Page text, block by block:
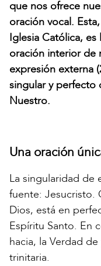
que nos ofrece
oración vocal.
Iglesia Católica,
oración interior de
expresión externa
singular y perfecto
Nuestro.
Una oración
La singularidad de
fuente: Jesucristo.
Dios, está en
Espíritu Santo. En
hacia, la Verdad
trinitaria.